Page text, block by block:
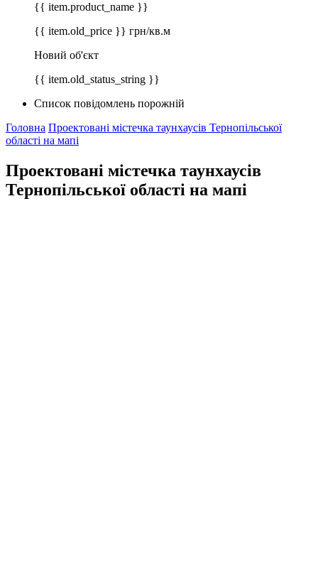
{{ item.product_name }}
{{ item.old_price }} грн/кв.м
Новий об'єкт
{{ item.old_status_string }}
Список повідомлень порожній
Головна Проектовані містечка таунхаусів Тернопільської
області на мапі
Проектовані містечка таунхаусів
Тернопільської області на мапі